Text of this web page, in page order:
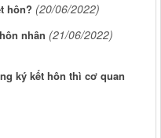
hôn? (20/06/2022)
nhân (21/06/2022)
ký kết hôn thì cơ quan